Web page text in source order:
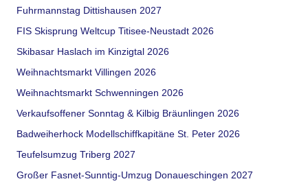
Fuhrmannstag Dittishausen 2027
FIS Skisprung Weltcup Titisee-Neustadt 2026
Skibasar Haslach im Kinzigtal 2026
Weihnachtsmarkt Villingen 2026
Weihnachtsmarkt Schwenningen 2026
Verkaufsoffener Sonntag & Kilbig Bräunlingen 2026
Badweiherhock Modellschiffkapitäne St. Peter 2026
Teufelsumzug Triberg 2027
Großer Fasnet-Sunntig-Umzug Donaueschingen 2027